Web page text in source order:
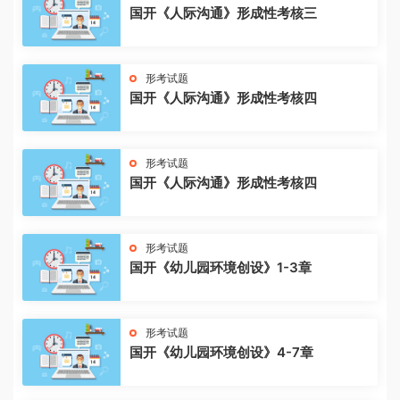
国开《人际沟通》形成性考核三
形考试题
国开《人际沟通》形成性考核四
形考试题
国开《人际沟通》形成性考核四
形考试题
国开《幼儿园环境创设》1-3章
形考试题
国开《幼儿园环境创设》4-7章